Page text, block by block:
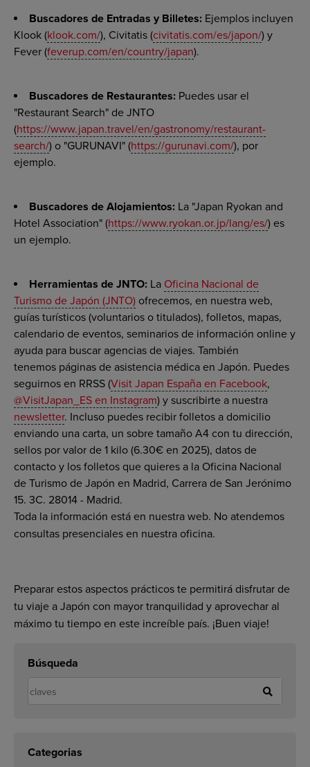
Buscadores de Entradas y Billetes: Ejemplos incluyen
Klook (klook.com/), Civitatis (civitatis.com/es/japon/) y
Fever (feverup.com/en/country/japan).
Buscadores de Restaurantes: Puedes usar el
"Restaurant Search" de JNTO
(https://www.japan.travel/en/gastronomy/restaurant-
search/) o "GURUNAVI" (https://gurunavi.com/), por
ejemplo.
Buscadores de Alojamientos: La "Japan Ryokan and
Hotel Association" (https://www.ryokan.or.jp/lang/es/) es
un ejemplo.
Herramientas de JNTO: La Oficina Nacional de
Turismo de Japón (JNTO) ofrecemos, en nuestra web,
guías turísticos (voluntarios o titulados), folletos, mapas,
calendario de eventos, seminarios de información online y
ayuda para buscar agencias de viajes. También
tenemos páginas de asistencia médica en Japón. Puedes
seguirnos en RRSS (Visit Japan España en Facebook,
@VisitJapan_ES en Instagram) y suscribirte a nuestra
newsletter. Incluso puedes recibir folletos a domicilio
enviando una carta, un sobre tamaño A4 con tu dirección,
sellos por valor de 1 kilo (6.30€ en 2025), datos de
contacto y los folletos que quieres a la Oficina Nacional
de Turismo de Japón en Madrid, Carrera de San Jerónimo
15. 3C. 28014 - Madrid.
Toda la información está en nuestra web. No atendemos
consultas presenciales en nuestra oficina.
Preparar estos aspectos prácticos te permitirá disfrutar de
tu viaje a Japón con mayor tranquilidad y aprovechar al
máximo tu tiempo en este increíble país. ¡Buen viaje!
Búsqueda
Categorias